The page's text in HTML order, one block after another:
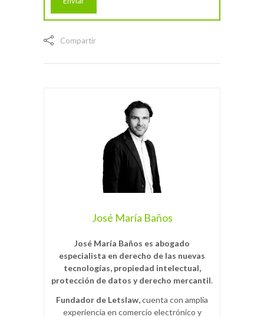
Compartir
José María Baños
José María Baños es abogado
especialista en derecho de las nuevas
tecnologías, propiedad intelectual,
protección de datos y derecho mercantil.
Fundador de Letslaw,cuenta con amplia
experiencia en comercio electrónico y